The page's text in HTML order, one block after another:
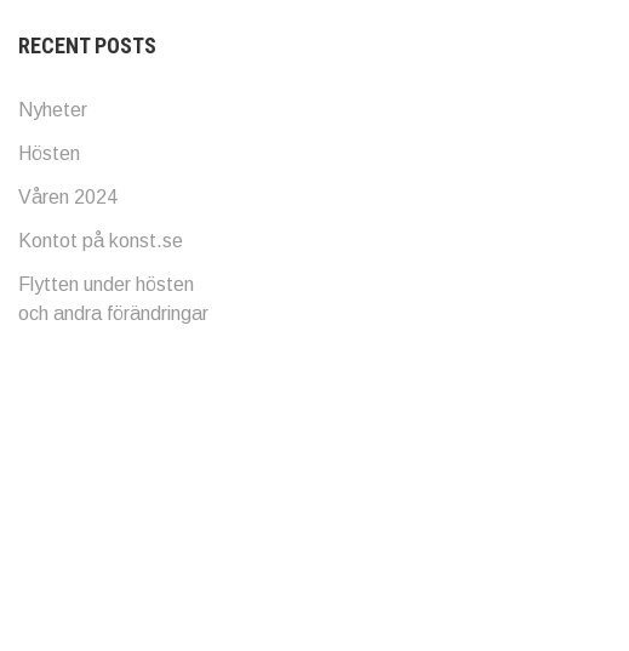
RECENT POSTS
Nyheter
Hösten
Våren 2024
Kontot på konst.se
Flytten under hösten
och andra förändringar